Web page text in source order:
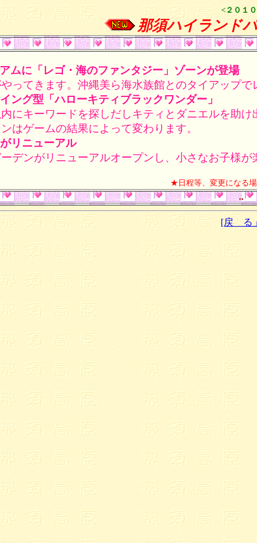
<２０１
那須ハイランド
ムに「レゴ・海のファンタジー」ゾーンが登場
ってきます。沖縄美ら海水族館とのタイアップで
ング型「ハローキティブラックワンダー」
にキーワードを探しだしキティとダニエルを助け
はゲームの結果によって変わります。
リニューアル
デンがリニューアルオープンし、小さなお子様
★日程等、変更になる場
..
[戻 る」